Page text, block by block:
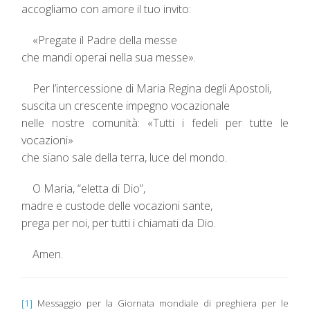
accogliamo con amore il tuo invito:
«Pregate il Padre della messe
che mandi operai nella sua messe».
Per l’intercessione di Maria Regina degli Apostoli,
suscita un crescente impegno vocazionale
nelle nostre comunità: «Tutti i fedeli per tutte le
vocazioni»
che siano sale della terra, luce del mondo.
O Maria, “eletta di Dio”,
madre e custode delle vocazioni sante,
prega per noi, per tutti i chiamati da Dio.
Amen.
[1] Messaggio per la Giornata mondiale di preghiera per le